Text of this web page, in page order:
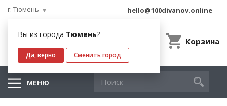
г. Тюмень
Вы из города Тюмень?
Да, верно Сменить город
hello@100divanov.online
Корзина
МЕНЮ